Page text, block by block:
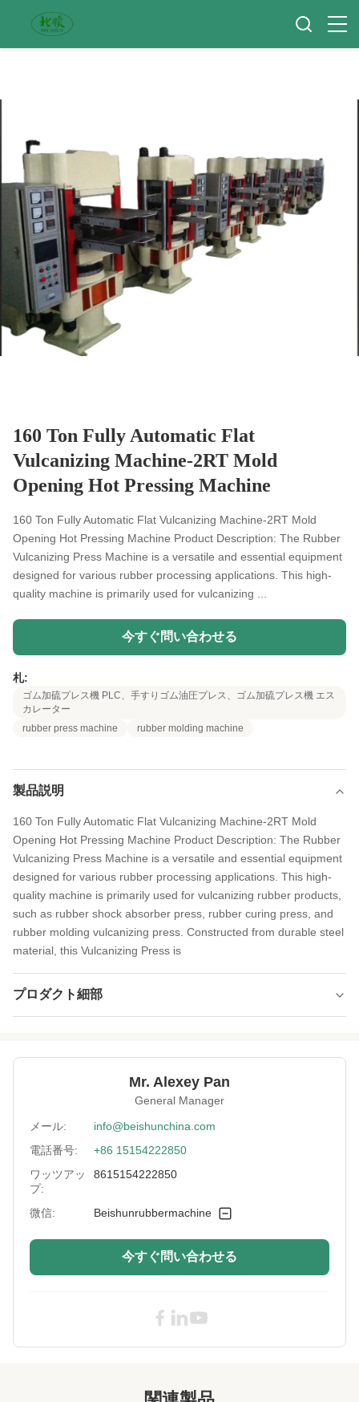
160 Ton Fully Automatic Flat
Vulcanizing Machine-2RT Mold
Opening Hot Pressing Machine
160 Ton Fully Automatic Flat Vulcanizing Machine-2RT Mold
Opening Hot Pressing Machine Product Description: The Rubber
Vulcanizing Press Machine is a versatile and essential equipment
designed for various rubber processing applications. This high-
quality machine is primarily used for vulcanizing ...
今すぐ問い合わせる
札:
ゴム加硫プレス機 PLC、手すりゴム油圧プレス、ゴム加硫プレス機 エス
カレーター
rubber press machine
rubber molding machine
製品説明
160 Ton Fully Automatic Flat Vulcanizing Machine-2RT Mold
Opening Hot Pressing Machine Product Description: The Rubber
Vulcanizing Press Machine is a versatile and essential equipment
designed for various rubber processing applications. This high-
quality machine is primarily used for vulcanizing rubber products,
such as rubber shock absorber press, rubber curing press, and
rubber molding vulcanizing press. Constructed from durable steel
material, this Vulcanizing Press is
プロダクト細部
Voltage: 220V/380V/400V/440/
Electric Heating or steam
Temperature
Range:
0-300℃
Name:
0-999s
Hot Pressing Flat Vulcanizing Machine
Mr. Alexey Pan
General Manager
メール:
info@beishunchina.com
電話番号:
+86 15154222850
ワッツアッ
プ:
8615154222850
微信: Beishunrubbermachine
今すぐ問い合わせる